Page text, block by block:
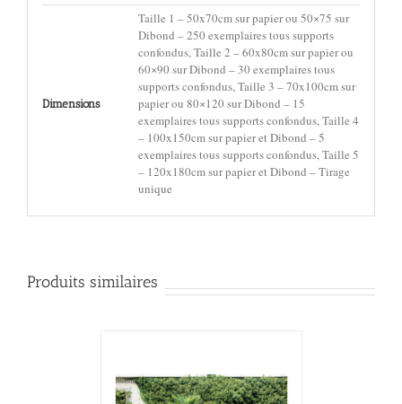
Dimensions
Taille 1 – 50x70cm sur papier ou 50×75 sur
Dibond – 250 exemplaires tous supports
confondus, Taille 2 – 60x80cm sur papier ou
60×90 sur Dibond – 30 exemplaires tous
supports confondus, Taille 3 – 70x100cm sur
papier ou 80×120 sur Dibond – 15
exemplaires tous supports confondus, Taille 4
– 100x150cm sur papier et Dibond – 5
exemplaires tous supports confondus, Taille 5
– 120x180cm sur papier et Dibond – Tirage
unique
Produits similaires